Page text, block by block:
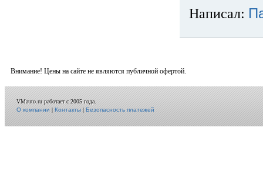
Написал:
Внимание! Цены на сайте не являются публичной офертой.
VMauto.ru работает с 2005 года.
О компании|Контакты|Безопасность платежей